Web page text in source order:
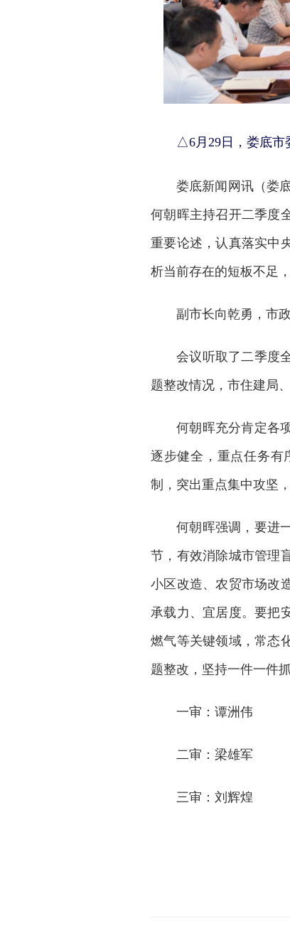
△6月29日，娄底市
娄底新闻网讯（娄
何朝晖主持召开二季度
重要论述，认真落实中
析当前存在的短板不足
副市长向乾勇，市
会议听取了二季度
题整改情况，市住建局
何朝晖充分肯定各
逐步健全，重点任务
制，突出重点集中攻坚
何朝晖强调，要进
节，有效消除城市管理
小区改造、农贸市场改
承载力、宜居度。要把
燃气等关键领域，常态
题整改，坚持一件一件
一审：谭洲伟
二审：梁雄军
三审：刘辉煌